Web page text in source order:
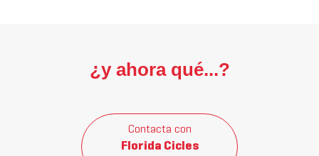
¿y ahora qué...?
Contacta con
Florida Cicles